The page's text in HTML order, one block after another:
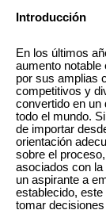
Introducción
En los últimos
aumento notable
por sus amplias
competitivos y
convertido en un
todo el mundo.
de importar
orientación
sobre el
asociados con la
un aspirante a
establecido,
tomar